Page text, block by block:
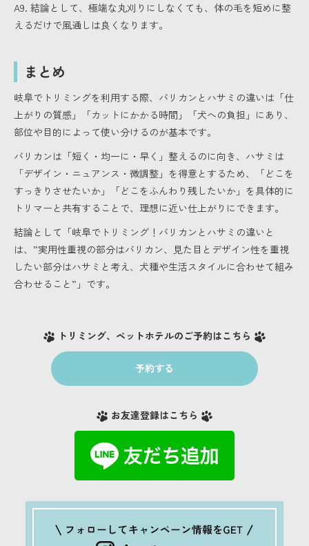
A9. 結論として、極端な丸刈りにしなくても、体の毛を短めに整
えるだけで風通しは良くなります。
まとめ
岐阜でトリミングを利用する際、バリカンとハサミの違いは「仕
上がりの質感」「カットにかかる時間」「犬への負担」にあり、
部位や目的によって使い分けるのが基本です。
バリカンは「短く・均一に・早く」整えるのに向き、ハサミは
「デザイン・ニュアンス・微調整」を得意とするため、「どこを
すっきりさせたいか」「どこをふんわり残したいか」を具体的に
トリマーと共有することで、理想に近い仕上がりにできます。
結論として「岐阜でトリミング！バリカンとハサミの違いと
は、”実用性重視の部分はバリカン、見た目とデザイン性を重視
したい部分はハサミと考え、犬種や生活スタイルに合わせて組み
合わせること”」です。
トリミング、ペットホテルのご予約はこちら
予約する
お友達登録はこちら